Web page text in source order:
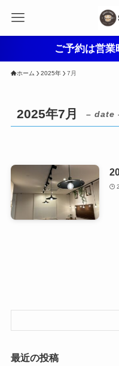
ご予約は営業
ホーム 2025年 7月
2025年7月 – date
最近の投稿